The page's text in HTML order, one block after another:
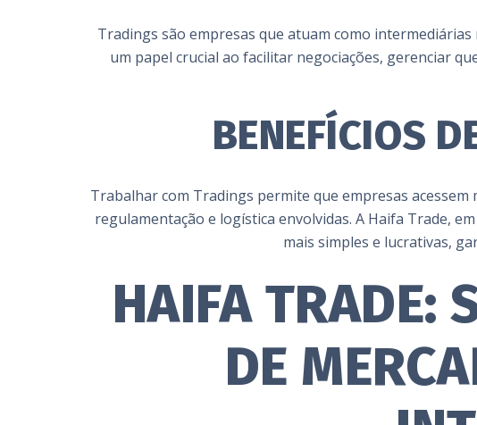
Tradings são empresas que atuam como
um papel crucial ao facilitar negociações, gerenciar
BENEFÍCIOS
Trabalhar com Tradings permite que empresas
regulamentação e logística envolvidas. A Haifa Trade,
mais simples e lucrativas,
HAIFA TRADE:
DE